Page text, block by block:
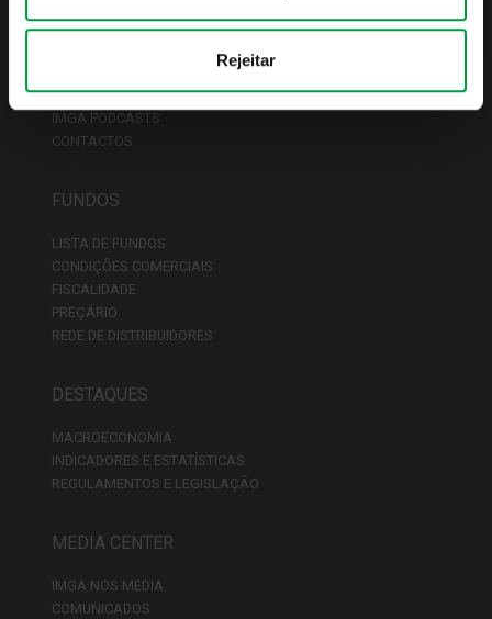
Rejeitar
APRESENTAÇÃO
PUBLICAÇÕES OBRIGATÓRIAS
POLÍTICAS & PROCEDIMENTOS
IMGA PODCASTS
CONTACTOS
FUNDOS
LISTA DE FUNDOS
CONDIÇÕES COMERCIAIS
FISCALIDADE
PREÇÁRIO
REDE DE DISTRIBUIDORES
DESTAQUES
MACROECONOMIA
INDICADORES E ESTATÍSTICAS
REGULAMENTOS E LEGISLAÇÃO
MEDIA CENTER
IMGA NOS MEDIA
COMUNICADOS